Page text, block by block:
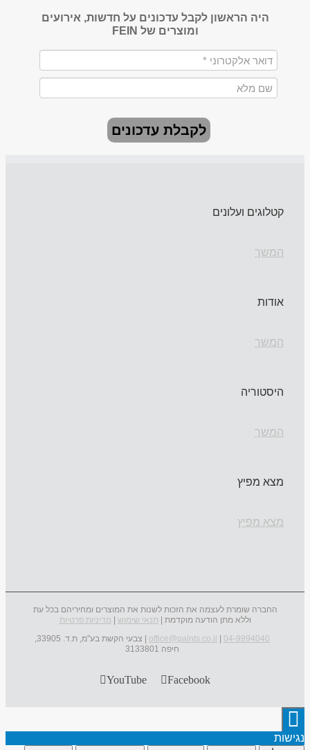
היה הראשון לקבל עדכונים על חדשות, אירועים
ומוצרים של FEIN
לקבלת עדכונים
קטלוגים ועלונים
המשך
אודות
המשך
היסטוריה
המשך
מצא מפיץ
מצא מפיץ
החברה שומרת לעצמה את הזכות לשנות את המוצרים ומחיריהם בכל עת
וללא מתן הודעה מוקדמת | תנאי שימוש
מדיניות פרטיות
04-9994040
office@paints.co.il
| צבעי הקשת בע"מ, ת.ד. 33905,
חיפה 3133801
Facebook
YouTube
נגישות